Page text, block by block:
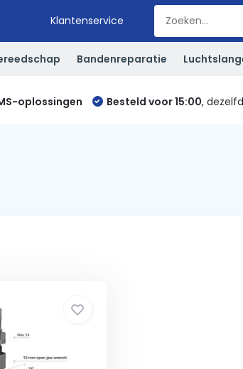
Klantenservice
Bandenreparatie
oplossingen Besteld voor 15:00,